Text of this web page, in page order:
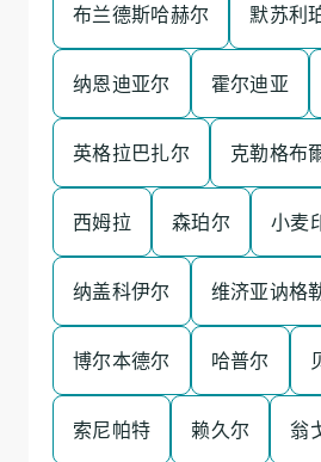
布兰德斯哈赫尔 默苏利
纳恩迪亚尔 霍尔迪亚
英格拉巴扎尔 克勒格布
西姆拉 森珀尔 小麦
纳盖科伊尔 维济亚讷格
博尔本德尔 哈普尔
索尼帕特 赖久尔 翁